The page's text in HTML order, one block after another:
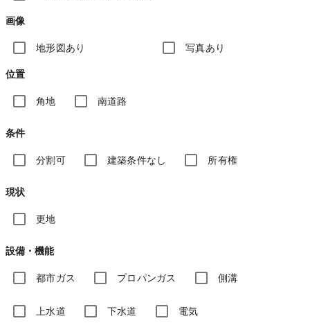
画像
地形図あり 写真あり
位置
角地 南道路
条件
分割可 建築条件なし 所有権
現状
更地
設備・機能
都市ガス プロパンガス 側溝
上水道 下水道 電気